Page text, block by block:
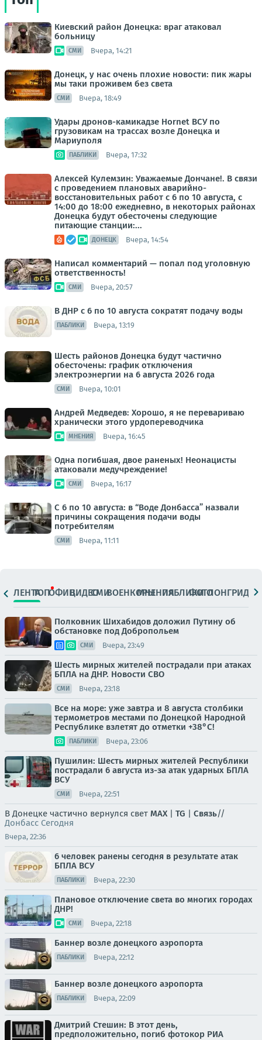
Киевский район Донецка: враг атаковал
больницу
СМИ Вчера, 14:21
Донецк, у нас очень плохие новости: пик жары
мы таки проживем без света
СМИ Вчера, 18:49
Удары дронов-камикадзе Hornet ВСУ по
грузовикам на трассах возле Донецка и
Мариуполя
ПАБЛИКИ Вчера, 17:32
Алексей Кулемзин: Уважаемые Дончане!. В связи
с проведением плановых аварийно-
восстановительных работ с 6 по 10 августа, с
14:00 до 18:00 ежедневно, в некоторых районах
Донецка будут обесточены следующие
питающие станции:...
ДОНЕЦК Вчера, 14:54
Написал комментарий — попал под уголовную
ответственность!
СМИ Вчера, 20:57
В ДНР с 6 по 10 августа сократят подачу воды
ПАБЛИКИ Вчера, 13:19
Шесть районов Донецка будут частично
обесточены: график отключения
электроэнергии на 6 августа 2026 года
СМИ Вчера, 10:01
Андрей Медведев: Хорошо, я не перевариваю
хранически этого урдопереводчика
МНЕНИЯ Вчера, 16:45
Одна погибшая, двое раненых! Неонацисты
атаковали медучреждение!
СМИ Вчера, 16:17
С 6 по 10 августа: в “Воде Донбасса” назвали
причины сокращения подачи воды
потребителям
СМИ Вчера, 11:11
ЛЕНТАТОПОФИЦ.ВИДЕОСМИВОЕНКОРЫМНЕНИЯПАБЛИКИ
ФОТОЛОНГРИДЫ
Полковник Шихабидов доложил Путину об
обстановке под Добропольем
СМИ Вчера, 23:49
Шесть мирных жителей пострадали при атаках
БПЛА на ДНР. Новости СВО
СМИ Вчера, 23:18
Все на море: уже завтра и 8 августа столбики
термометров местами по Донецкой Народной
Республике взлетят до отметки +38°C!
ПАБЛИКИ Вчера, 23:06
Пушилин: Шесть мирных жителей Республики
пострадали 6 августа из-за атак ударных БПЛА
ВСУ
СМИ Вчера, 22:51
В Донецке частично вернулся свет MAX| TG | Связь//
Донбасс Сегодня
Вчера, 22:36
6 человек ранены сегодня в результате атак
БПЛА ВСУ
ПАБЛИКИ Вчера, 22:30
Плановое отключение света во многих городах
ДНР!
СМИ Вчера, 22:18
Баннер возле донецкого аэропорта
ПАБЛИКИ Вчера, 22:12
Баннер возле донецкого аэропорта
ПАБЛИКИ Вчера, 22:09
Дмитрий Стешин: В этот день,
предположительно, погиб фотокор РИА